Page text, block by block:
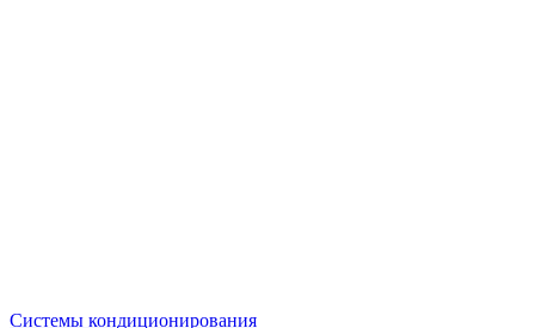
Системы кондиционирования